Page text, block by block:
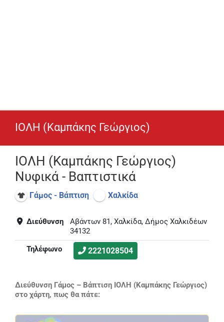
ΙΟΛΗ (Καμπάκης Γεώργιος)
ΙΟΛΗ (Καμπάκης Γεώργιος)
Νυφικά - Βαπτιστικά
Γάμος - Βάπτιση Χαλκίδα
Διεύθυνση
Αβάντων 81, Χαλκίδα, Δήμος Χαλκιδέων
34132
Τηλέφωνο
2221028504
Διεύθυνση Γάμος – Βάπτιση ΙΟΛΗ (Καμπάκης Γεώργιος)
στο χάρτη, πως θα πάτε: